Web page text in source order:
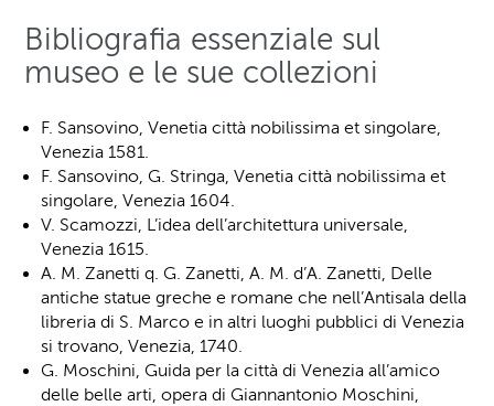
Bibliografia essenziale sul
museo e le sue collezioni
F. Sansovino, Venetia città nobilissima et singolare,
Venezia 1581.
F. Sansovino, G. Stringa, Venetia città nobilissima et
singolare, Venezia 1604.
V. Scamozzi, L’idea dell’architettura universale,
Venezia 1615.
A. M. Zanetti q. G. Zanetti, A. M. d’A. Zanetti, Delle
antiche statue greche e romane che nell’Antisala della
libreria di S. Marco e in altri luoghi pubblici di Venezia
si trovano, Venezia, 1740.
G. Moschini, Guida per la città di Venezia all’amico
delle belle arti, opera di Giannantonio Moschini,